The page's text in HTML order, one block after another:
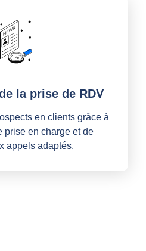
la prise de RDV
en clients grâce à
prise en charge et de
appels adaptés.